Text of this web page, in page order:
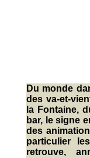
Du monde
des va-et-
la Fontaine,
bar, le signe
des
particulier
retrouve,